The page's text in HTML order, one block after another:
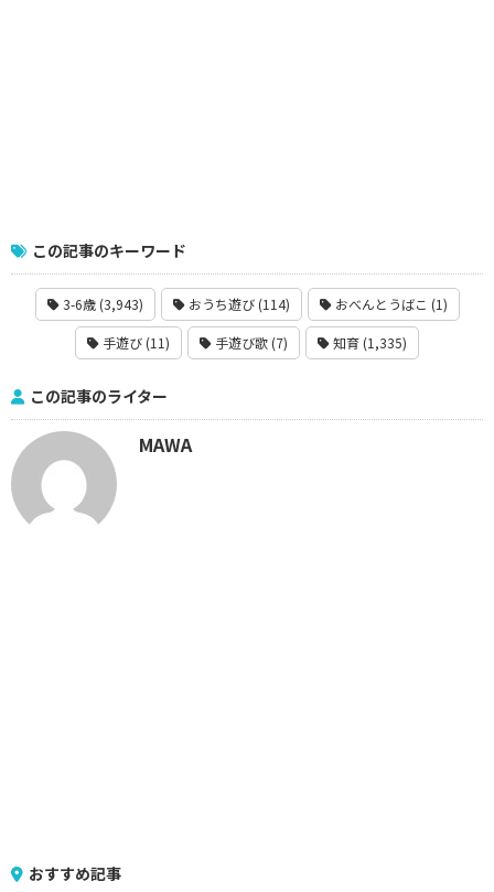
この記事のキーワード
3-6歳 (3,943) おうち遊び (114) おべんとうばこ (1)
手遊び (11) 手遊び歌 (7) 知育 (1,335)
この記事のライター
MAWA
おすすめ記事